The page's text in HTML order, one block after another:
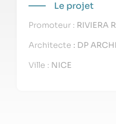
Le projet
Promoteur : RIVIERA
Architecte : DP
Ville : NICE